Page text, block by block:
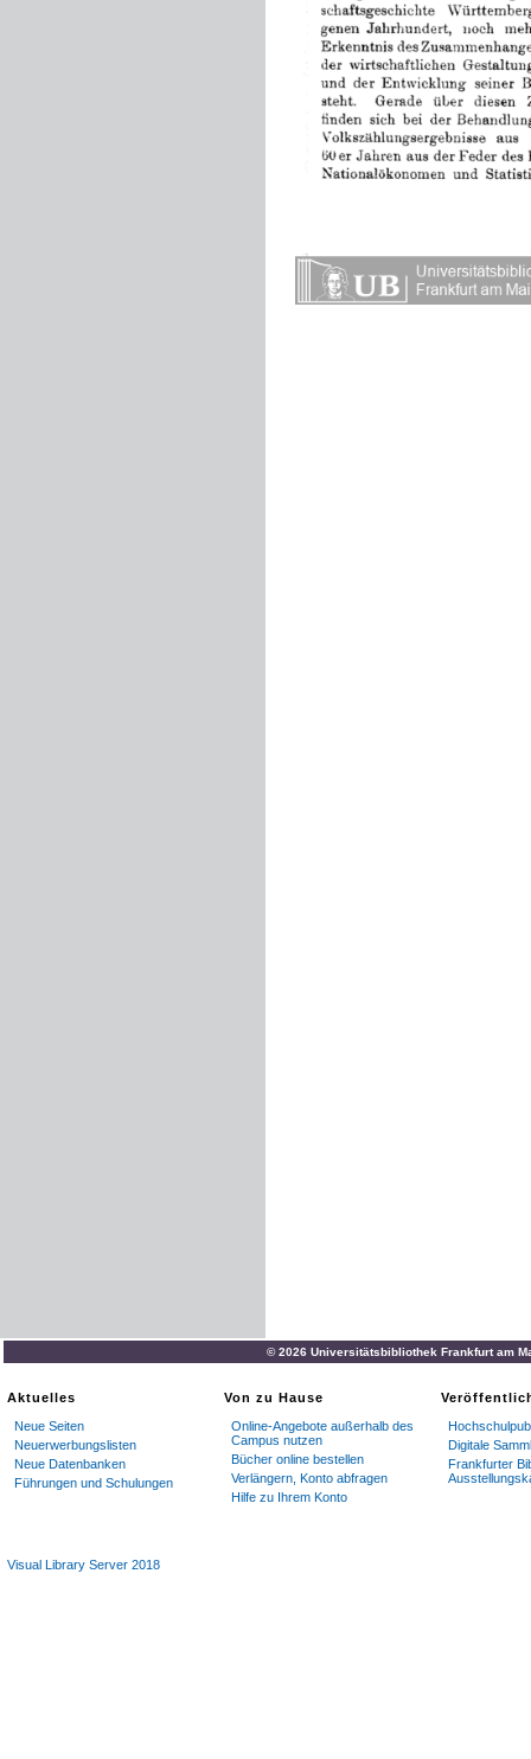
© 2026 Universitätsbibliothek Frankfurt am
Aktuelles
Neue Seiten
Neuerwerbungslisten
Neue Datenbanken
Führungen und Schulungen
Von zu Hause
Online-Angebote außerhalb des
Campus nutzen
Bücher online bestellen
Verlängern, Konto abfragen
Hilfe zu Ihrem Konto
Digitale
Frankfurter
Visual Library Server 2018